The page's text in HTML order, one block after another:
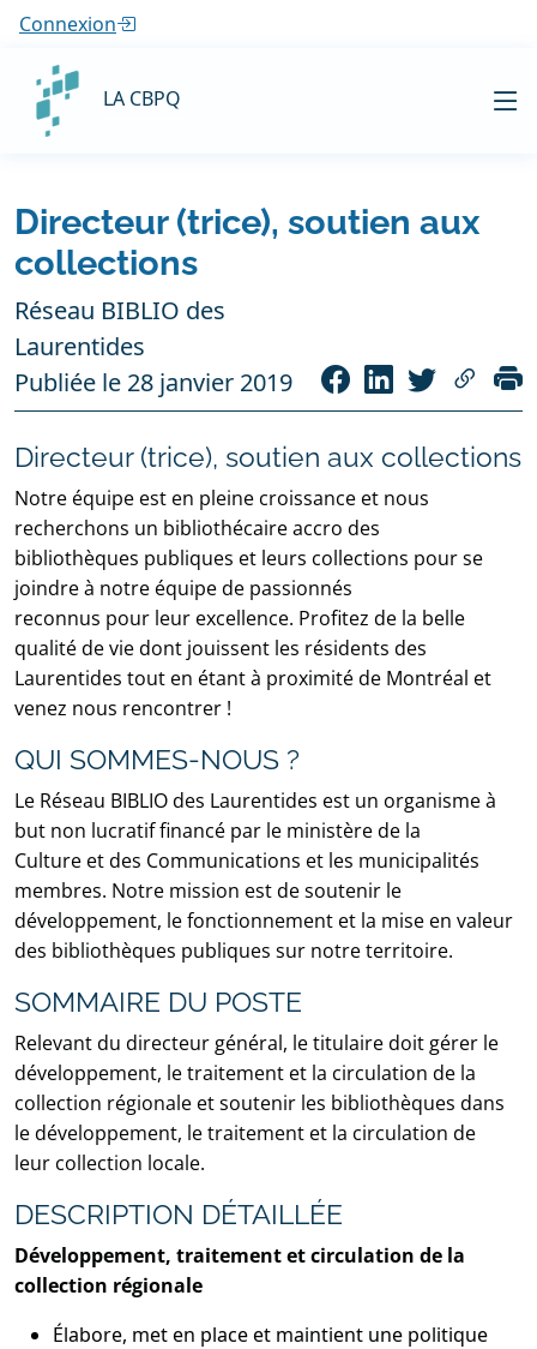
Connexion
LA CBPQ
Directeur (trice), soutien aux
collections
Réseau BIBLIO des
Laurentides
Publiée le 28 janvier 2019
Directeur (trice), soutien aux collections
Notre équipe est en pleine croissance et nous
recherchons un bibliothécaire accro des
bibliothèques publiques et leurs collections pour se
joindre à notre équipe de passionnés
reconnus pour leur excellence. Profitez de la belle
qualité de vie dont jouissent les résidents des
Laurentides tout en étant à proximité de Montréal et
venez nous rencontrer !
QUI SOMMES-NOUS ?
Le Réseau BIBLIO des Laurentides est un organisme à
but non lucratif financé par le ministère de la
Culture et des Communications et les municipalités
membres. Notre mission est de soutenir le
développement, le fonctionnement et la mise en valeur
des bibliothèques publiques sur notre territoire.
SOMMAIRE DU POSTE
Relevant du directeur général, le titulaire doit gérer le
développement, le traitement et la circulation de la
collection régionale et soutenir les bibliothèques dans
le développement, le traitement et la circulation de
leur collection locale.
DESCRIPTION DÉTAILLÉE
Développement, traitement et circulation de la
collection régionale
Élabore, met en place et maintient une politique